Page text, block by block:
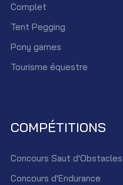
Complet
Tent Pegging
Pony games
Tourisme équestre
COMPÉTITIONS
Concours Saut d'Obstacles
Concours d'Endurance